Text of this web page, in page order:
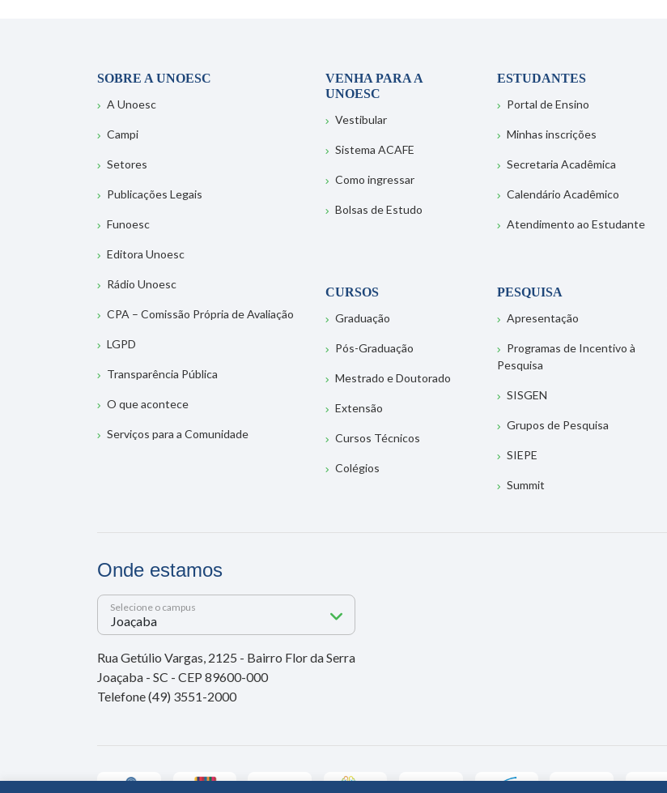
SOBRE A UNOESC
A Unoesc
Campi
Setores
Publicações Legais
Funoesc
Editora Unoesc
Rádio Unoesc
CPA – Comissão Própria de Avaliação
LGPD
Transparência Pública
O que acontece
Serviços para a Comunidade
VENHA PARA A
UNOESC
Vestibular
Sistema ACAFE
Como ingressar
Bolsas de Estudo
ESTUDANTES
Portal de Ensino
Minhas inscrições
Secretaria Acadêmica
Calendário Acadêmico
Atendimento ao Estudante
CURSOS
Graduação
Pós-Graduação
Mestrado e Doutorado
Extensão
Cursos Técnicos
Colégios
PESQUISA
Apresentação
Programas de Incentivo à
Pesquisa
SISGEN
Grupos de Pesquisa
SIEPE
Summit
Onde estamos
Selecione o campus
Rua Getúlio Vargas, 2125 - Bairro Flor da Serra
Joaçaba - SC - CEP 89600-000
Telefone (49) 3551-2000